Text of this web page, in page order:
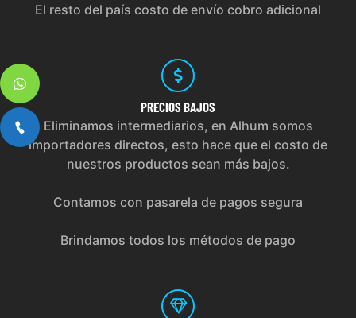
El resto del país costo de envío cobro adicional
PRECIOS BAJOS
Eliminamos intermediarios, en Alhum somos
importadores directos, esto hace que el costo de
nuestros productos sean más bajos.
Contamos con pasarela de pagos segura
Brindamos todos los métodos de pago